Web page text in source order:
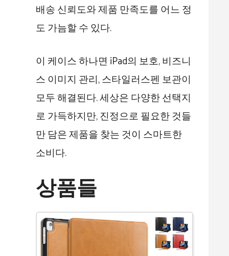
배송 신뢰도와 제품 만족도를 어느 정
도 가늠할 수 있다.
이 케이스 하나면 iPad의 보호, 비즈니
스 이미지 관리, 스타일러스펜 보관이
모두 해결된다. 세상은 다양한 선택지
로 가득하지만, 진정으로 필요한 것들
만 담은 제품을 찾는 것이 스마트한
소비다.
상품들